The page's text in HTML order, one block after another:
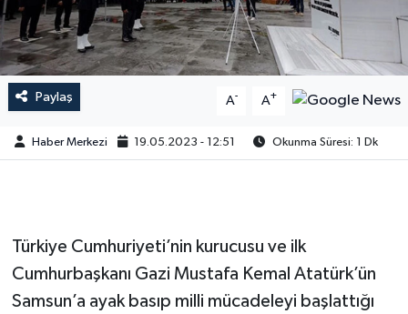
Paylaş A- A+
Haber Merkezi 19.05.2023 - 12:51 Okunma Süresi: 1 Dk
Türkiye Cumhuriyeti’nin kurucusu ve ilk
Cumhurbaşkanı Gazi Mustafa Kemal Atatürk’ün
Samsun’a ayak basıp milli mücadeleyi başlattığı